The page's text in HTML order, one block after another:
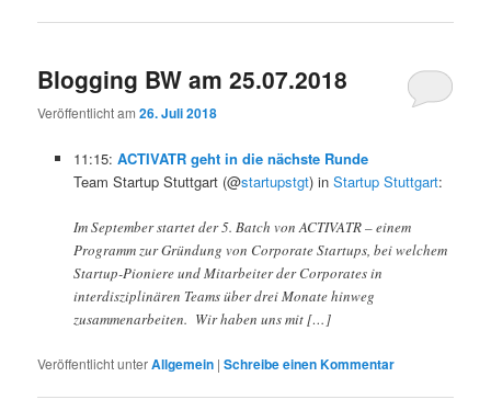
Blogging BW am 25.07.2018
Veröffentlicht am26. Juli 2018
11:15: ACTIVATR geht in die nächste Runde
Team Startup Stuttgart (@startupstgt) in Startup Stuttgart:
Im September startet der 5. Batch von ACTIVATR – einem
Programm zur Gründung von Corporate Startups, bei welchem
Startup-Pioniere und Mitarbeiter der Corporates in
interdisziplinären Teams über drei Monate hinweg
zusammenarbeiten. Wir haben uns mit […]
Veröffentlicht unterAllgemein |Schreibe einen Kommentar